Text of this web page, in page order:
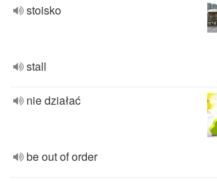
stoisko
stall
nie działać
be out of order